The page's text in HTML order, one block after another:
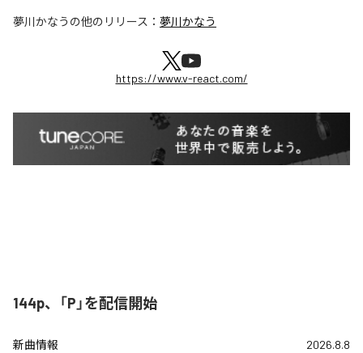
夢川かなう の他のリリース： 夢川かなう
https://www.v-react.com/
144p、「P」を配信開始
新曲情報 2026.8.8